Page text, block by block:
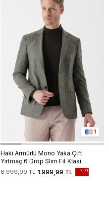
1
Haki Armürlü Mono Yaka Çift
Yırtmaç 6 Drop Slim Fit Klasik
Ceket 10022351331.999,99 TL
6.999,99 TL %71